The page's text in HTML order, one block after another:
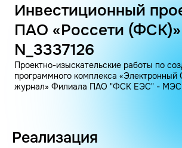
Инвестиционный
ПАО «Россети (ФСК)»
N_3337126
Проектно-изыскательские работы по
программного комплекса «Электронный
журнал» Филиала ПАО "ФСК ЕЭС" - МЭС
Реализация